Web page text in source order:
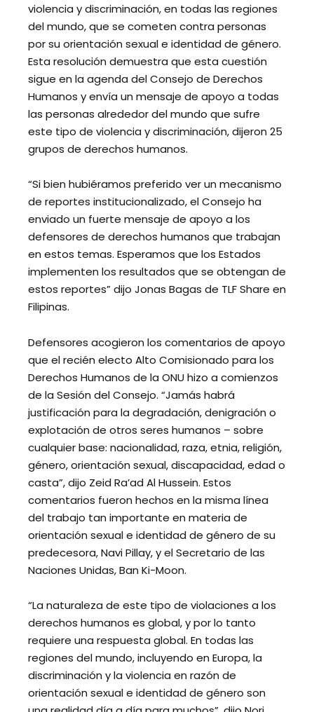
violencia y discriminación, en todas las regiones
del mundo, que se cometen contra personas
por su orientación sexual e identidad de género.
Esta resolución demuestra que esta cuestión
sigue en la agenda del Consejo de Derechos
Humanos y envía un mensaje de apoyo a todas
las personas alrededor del mundo que sufre
este tipo de violencia y discriminación, dijeron 25
grupos de derechos humanos.
“Si bien hubiéramos preferido ver un mecanismo
de reportes institucionalizado, el Consejo ha
enviado un fuerte mensaje de apoyo a los
defensores de derechos humanos que trabajan
en estos temas. Esperamos que los Estados
implementen los resultados que se obtengan de
estos reportes” dijo Jonas Bagas de TLF Share en
Filipinas.
Defensores acogieron los comentarios de apoyo
que el recién electo Alto Comisionado para los
Derechos Humanos de la ONU hizo a comienzos
de la Sesión del Consejo. “Jamás habrá
justificación para la degradación, denigración o
explotación de otros seres humanos – sobre
cualquier base: nacionalidad, raza, etnia, religión,
género, orientación sexual, discapacidad, edad o
casta”, dijo Zeid Ra’ad Al Hussein. Estos
comentarios fueron hechos en la misma línea
del trabajo tan importante en materia de
orientación sexual e identidad de género de su
predecesora, Navi Pillay, y el Secretario de las
Naciones Unidas, Ban Ki-Moon.
“La naturaleza de este tipo de violaciones a los
derechos humanos es global, y por lo tanto
requiere una respuesta global. En todas las
regiones del mundo, incluyendo en Europa, la
discriminación y la violencia en razón de
orientación sexual e identidad de género son